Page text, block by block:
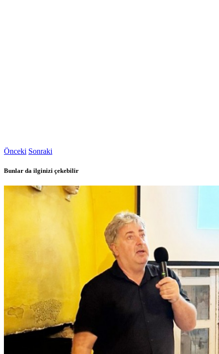
Önceki Sonraki
Bunlar da ilginizi çekebilir